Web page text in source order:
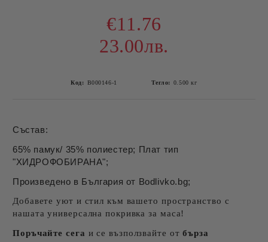
€11.76
23.00лв.
Код: B000146-1 Тегло: 0.500 кг
Състав:
65% памук/ 35% полиестер; Плат тип
"ХИДРОФОБИРАНА";
Произведено в България от Bodlivko.bg;
Добавете уют и стил към вашето пространство с
нашата универсална покривка за маса!
Поръчайте сега и се възползвайте отбърза